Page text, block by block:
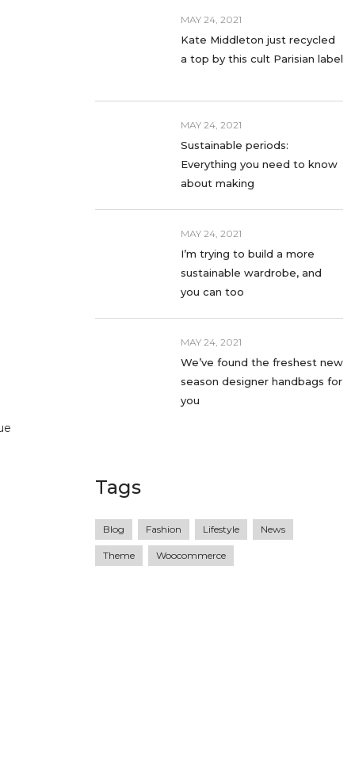
MAY 24, 2021
Kate Middleton just recycled
a top by this cult Parisian label
MAY 24, 2021
Sustainable periods:
Everything you need to know
about making
MAY 24, 2021
I’m trying to build a more
sustainable wardrobe, and
you can too
MAY 24, 2021
We’ve found the freshest new
season designer handbags for
you
Tags
Blog Fashion Lifestyle News
Theme Woocommerce